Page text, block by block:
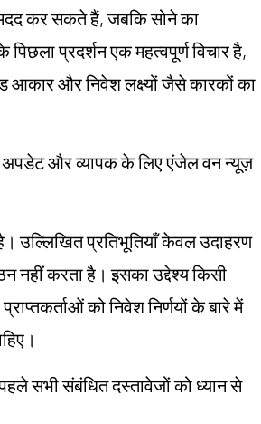
मदद कर सकते हैं, जबकि सोने का
प्रदर्शन एक महत्वपूर्ण विचार है,
आकार और निवेश लक्ष्यों जैसे कारकों का
अपडेट और व्यापक के लिए एंजेल वन न्यूज़
उल्लिखित प्रतिभूतियाँ केवल उदाहरण
नहीं करता है। इसका उद्देश्य किसी
को निवेश निर्णयों के बारे में
सभी संबंधित दस्तावेजों को ध्यान से